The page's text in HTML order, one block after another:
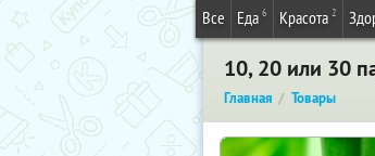
Все Еда 6 Красота 2
10, 20 или 30
Главная Товары